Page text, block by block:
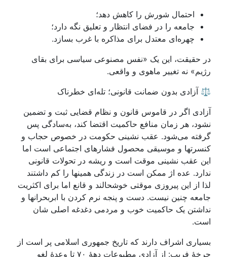
احتمال شورش را کاهش دهد؛
جامعه را در فضای انتظار و تعلیق نگه دارد؛
چهره‌ای معتدل برای مذاکره با غرب بسازد.
در حقیقت، این یک «نفس مصنوعی سیاسی برای بقای
رژیم» نه تغییر ماهوی و واقعی.
⚖️ آزادی بدون ضمانت قانونی؛ تله‌ای خطرناک
آزادی اگر در قاموس قانون و نظام قضایی ثبت و تضمین
نشود، هر زمان منافع حاکمیت اقتضا کند، به‌سادگی پس
گرفته می‌شود. عقب نشینی حکومت در خصوص حجاب و
کنسرتها و موسیقی محصول فشارهای اجتماعی است اما
این عقب نشینی موقت است و ریشه در تحولات قانونی
ندارد. عده اژ ممکن است در زندگی همینها را کم داشتند
لذا از این پیروزی موقتی خوشحالند و قانع اما برای اکثریت
جامعه چنین نیست. دست و پنجه نرم کردن با ابربحرانها و
نداشتن یک حاکمیت خوب و مردمی دغدغه اصلی شان
است.
بسیاری اشراف دارند که تاریخ جمهوری اسلامی پر است از
چرخهٔ فریب: از آزادی مطبوعات دههٔ ۷۰ تا وعدهٔ لغو